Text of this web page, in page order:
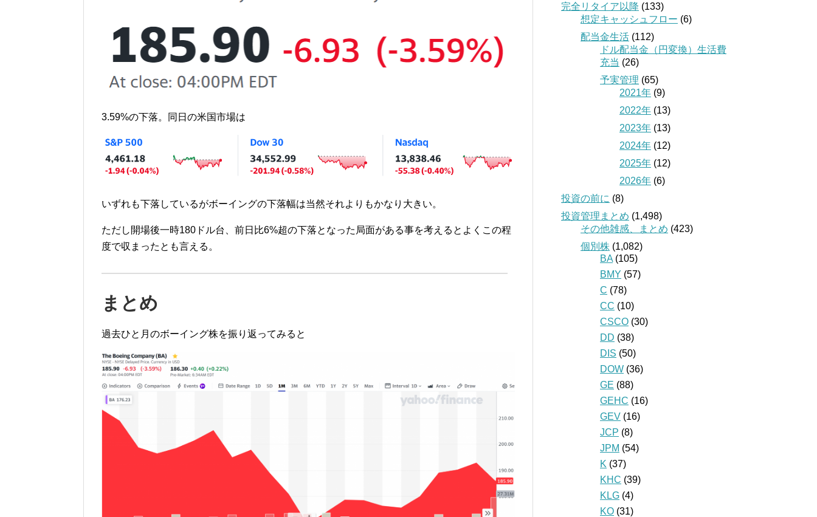
3.59%の下落。同日の米国市場は
いずれも下落しているがボーイングの下落幅は当然それよりもかなり大きい。
ただし開場後一時180ドル台、前日比6%超の下落となった局面がある事を考えるとよくこの程
度で収まったとも言える。
まとめ
過去ひと月のボーイング株を振り返ってみると
完全リタイア以降 (133)
想定キャッシュフロー (6)
配当金生活 (112)
ドル配当金（円変換）生活費
充当 (26)
予実管理 (65)
2021年 (9)
2022年 (13)
2023年 (13)
2024年 (12)
2025年 (12)
2026年 (6)
投資の前に (8)
投資管理まとめ (1,498)
その他雑感、まとめ (423)
個別株 (1,082)
BA (105)
BMY (57)
C (78)
CC (10)
CSCO (30)
DD (38)
DIS (50)
DOW (36)
GE (88)
GEHC (16)
GEV (16)
JCP (8)
JPM (54)
K (37)
KHC (39)
KLG (4)
KO (31)